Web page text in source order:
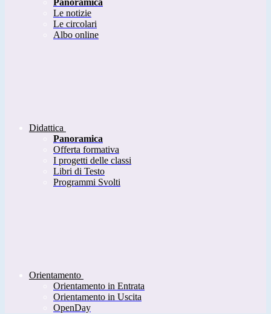
Panoramica
Le notizie
Le circolari
Albo online
Didattica
Panoramica
Offerta formativa
I progetti delle classi
Libri di Testo
Programmi Svolti
Orientamento
Orientamento in Entrata
Orientamento in Uscita
OpenDay